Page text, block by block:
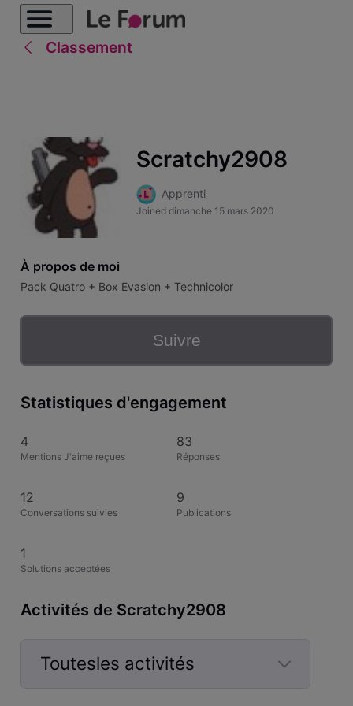
Classement
Scratchy2908
Apprenti
Joined dimanche 15 mars 2020
À propos de moi
Pack Quatro + Box Evasion + Technicolor
Suivre
Statistiques d'engagement
4
Mentions J'aime reçues
83
Réponses
12
Conversations suivies
9
Publications
1
Solutions acceptées
Activités de Scratchy2908
Toutesles activités